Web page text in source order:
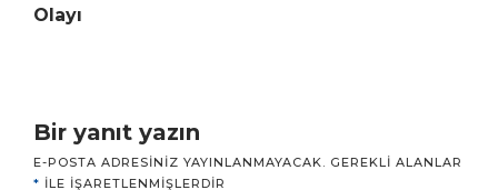
Olayı
Bir yanıt yazın
E-POSTA ADRESINIZ YAYINLANMAYACAK. GEREKLI ALANLAR
* ILE IŞARETLENMIŞLERDIR